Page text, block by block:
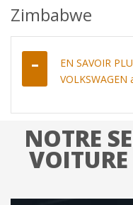
Zimbabwe
EN SAVOIR
NOTRE